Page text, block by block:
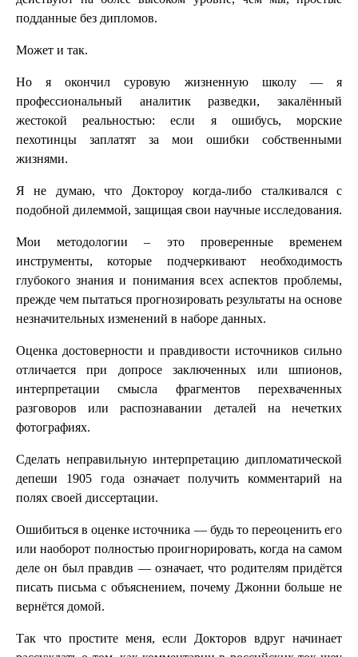
подданные без дипломов.
Может и так.
Но я окончил суровую жизненную школу — я
профессиональный аналитик разведки, закалённый
жестокой реальностью: если я ошибусь, морские
пехотинцы заплатят за мои ошибки собственными
жизнями.
Я не думаю, что Доктороу когда-либо сталкивался с
подобной дилеммой, защищая свои научные исследования.
Мои методологии – это проверенные временем
инструменты, которые подчеркивают необходимость
глубокого знания и понимания всех аспектов проблемы,
прежде чем пытаться прогнозировать результаты на основе
незначительных изменений в наборе данных.
Оценка достоверности и правдивости источников сильно
отличается при допросе заключенных или шпионов,
интерпретации смысла фрагментов перехваченных
разговоров или распознавании деталей на нечетких
фотографиях.
Сделать неправильную интерпретацию дипломатической
депеши 1905 года означает получить комментарий на
полях своей диссертации.
Ошибиться в оценке источника — будь то переоценить его
или наоборот полностью проигнорировать, когда на самом
деле он был правдив — означает, что родителям придётся
писать письма с объяснением, почему Джонни больше не
вернётся домой.
Так что простите меня, если Докторов вдруг начинает